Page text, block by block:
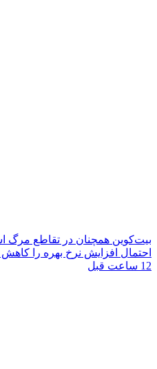
بیت‌کوین همچنان در تقاطع
احتمال افزایش نرخ بهره را
12 ساعت قبل